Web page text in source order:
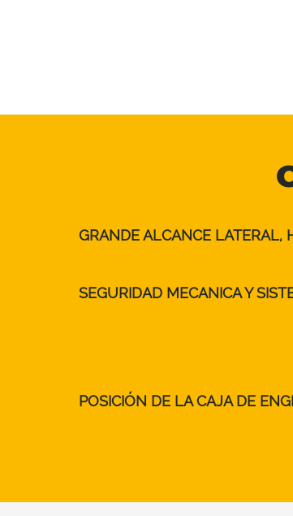
GRANDE ALCANCE LATERAL,
SEGURIDAD MECANICA Y
POSICIÓN DE LA CAJA DE